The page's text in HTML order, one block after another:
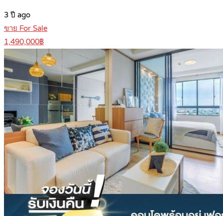
3 ปี ago
ขาย For Sale
1,490,000฿